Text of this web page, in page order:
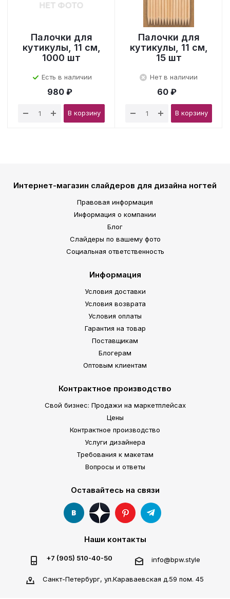
Палочки для
кутикулы, 11 см,
1000 шт
Есть в наличии
980 ₽
В корзину
Палочки для
кутикулы, 11 см,
15 шт
Нет в наличии
60 ₽
В корзину
Интернет-магазин слайдеров для дизайна ногтей
Правовая информация
Информация о компании
Блог
Слайдеры по вашему фото
Социальная ответственность
Информация
Условия доставки
Условия возврата
Условия оплаты
Гарантия на товар
Поставщикам
Блогерам
Оптовым клиентам
Контрактное производство
Свой бизнес: Продажи на маркетплейсах
Цены
Контрактное производство
Услуги дизайнера
Требования к макетам
Вопросы и ответы
Оставайтесь на связи
Наши контакты
+7 (905) 510-40-50 info@bpw.style
Санкт-Петербург, ул.Караваевская д.59 пом. 45